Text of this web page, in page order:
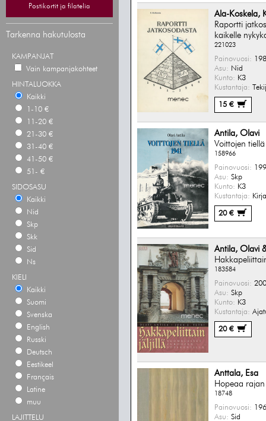
Postikortit ja filatelia
Tarkenna hakutulosta
KAMPANJAT
Vain kampanjakohteet
HINTALUOKKA
Kaikki
1-10 €
11-20 €
21-30 €
31-40 €
41-50 €
51- €
SIDOSASU
Kaikki
Nid
Skp
Skk
Sid
Ns
KIELI
Kaikki
Suomi
Svenska
English
Russki
Deutsch
Eestikeel
Français
Latine
muu
LAJITTELU
Ala-Koskela,
Raportti
kaikelle
221023
Painovuosi:
Asu: Nid
Kunto: K3
Kustantaja:
15 €
Antila, Olavi
Voittojen
158966
Painovuosi:
Asu: Skp
Kunto: K3
Kustantaja:
20 €
Antila, Olavi
183584
Painovuosi:
Asu: Skp
Kunto: K3
Kustantaja:
20 €
Anttala, Esa
Hopeaa
18748
Painovuosi:
Asu: Sid